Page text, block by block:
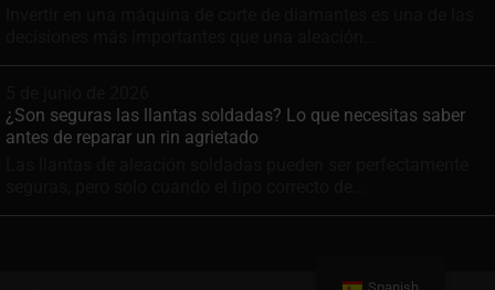
¿Son seguras las llantas soldadas? Lo que necesitas saber
antes de reparar un rin agrietado